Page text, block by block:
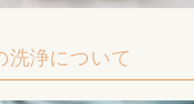
洗浄について